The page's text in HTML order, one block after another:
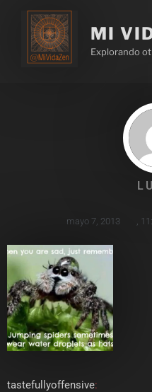
MI
Explorando
mayo 7, 2013
tastefullyoffensive: